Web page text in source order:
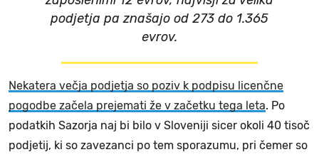
podjetja pa znašajo od 273 do 1.365
evrov.
Nekatera večja podjetja so poziv k podpisu licenčne
pogodbe začela prejemati že v začetku tega leta. Po
podatkih Sazorja naj bi bilo v Sloveniji sicer okoli 40 tisoč
podjetij, ki so zavezanci po tem sporazumu, pri čemer so